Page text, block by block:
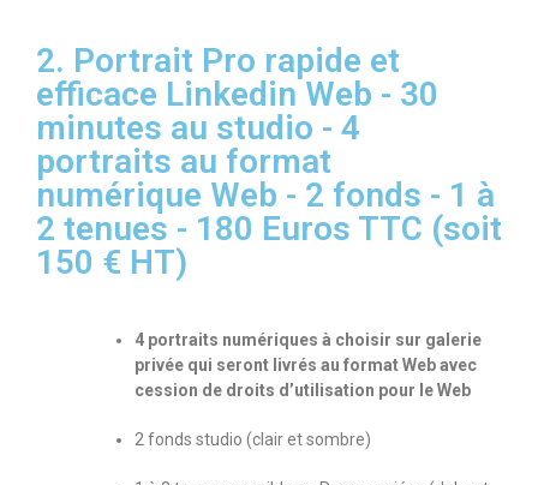
2. Portrait Pro rapide et
efficace Linkedin Web - 30
minutes au studio - 4
portraits au format
numérique Web - 2 fonds - 1 à
2 tenues - 180 Euros TTC (soit
150 € HT)
4 portraits numériques à choisir sur galerie
privée qui seront livrés au format Web avec
cession de droits d’utilisation pour le Web
2 fonds studio (clair et sombre)